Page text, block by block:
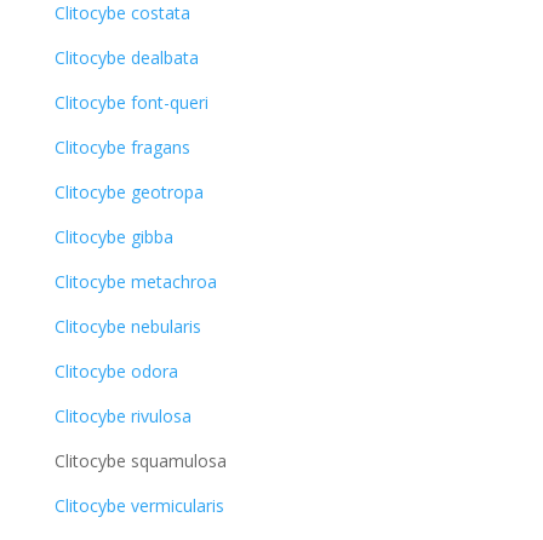
Clitocybe costata
Clitocybe dealbata
Clitocybe font-queri
Clitocybe fragans
Clitocybe geotropa
Clitocybe gibba
Clitocybe metachroa
Clitocybe nebularis
Clitocybe odora
Clitocybe rivulosa
Clitocybe squamulosa
Clitocybe vermicularis